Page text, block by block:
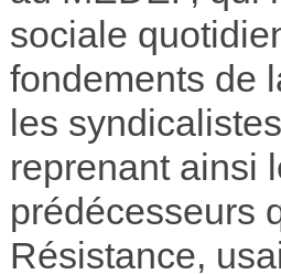
sociale
fondements de
les
reprenant ainsi
prédécesseurs
Résistance,